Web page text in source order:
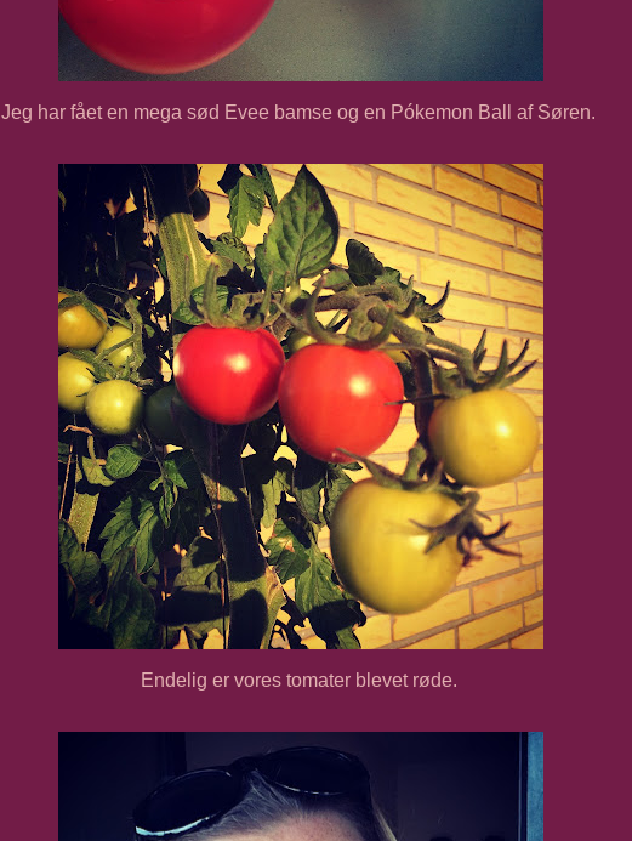
Jeg har fået en mega sød Evee bamse og en Pókemon Ball af Søren.
Endelig er vores tomater blevet røde.